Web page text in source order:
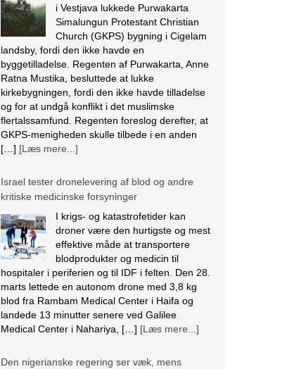
i Vestjava lukkede Purwakarta
Simalungun Protestant Christian
Church (GKPS) bygning i Cigelam
landsby, fordi den ikke havde en
byggetilladelse. Regenten af Purwakarta, Anne
Ratna Mustika, besluttede at lukke
kirkebygningen, fordi den ikke havde tilladelse
og for at undgå konflikt i det muslimske
flertalssamfund. Regenten foreslog derefter, at
GKPS-menigheden skulle tilbede i en anden
[…] [Læs mere...]
Israel tester dronelevering af blod og andre
kritiske medicinske forsyninger
I krigs- og katastrofetider kan
droner være den hurtigste og mest
effektive måde at transportere
blodprodukter og medicin til
hospitaler i periferien og til IDF i felten. Den 28.
marts lettede en autonom drone med 3,8 kg
blod fra Rambam Medical Center i Haifa og
landede 13 minutter senere ved Galilee
Medical Center i Nahariya, […] [Læs mere...]
Den nigerianske regering ser væk, mens